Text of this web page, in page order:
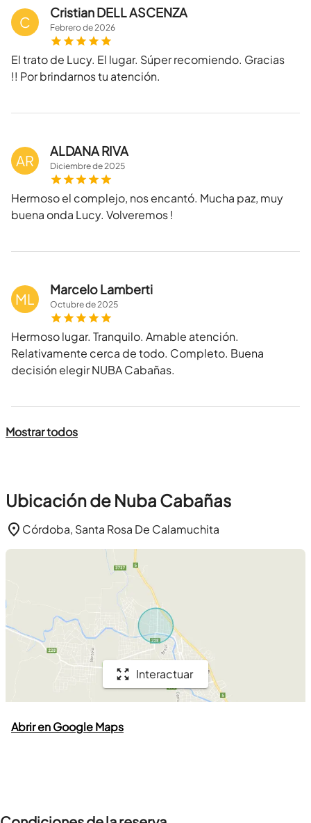
C
Cristian DELL ASCENZA
Febrerode2026
El trato de Lucy. El lugar. Súper recomiendo. Gracias
!! Por brindarnos tu atención.
AR
ALDANA RIVA
Diciembrede2025
Hermoso el complejo, nos encantó. Mucha paz, muy
buena onda Lucy. Volveremos !
ML
Marcelo Lamberti
Octubrede2025
Hermoso lugar. Tranquilo. Amable atención.
Relativamente cerca de todo. Completo. Buena
decisión elegir NUBA Cabañas.
Mostrar todos
Ubicación de Nuba Cabañas
Córdoba, Santa Rosa De Calamuchita
Interactuar
Abrir en Google Maps